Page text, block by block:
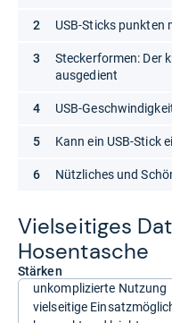
Viel­sei­ti­ges
Hosen­ta­sche
Stärken
unkomplizierte Nutzung
vielseitige
USB-Sticks
Steckerformen: Der
ausgedient
USB-
Kann ein USB-Stick
Nützliches und